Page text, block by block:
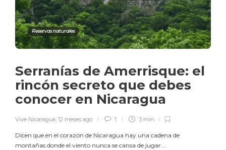
Reservas naturales
Serranías de Amerrisque: el
rincón secreto que debes
conocer en Nicaragua
Vive Nicaragua, 12 meses ago 1 3 min
Dicen que en el corazón de Nicaragua hay una cadena de
montañas donde el viento nunca se cansa de jugar....